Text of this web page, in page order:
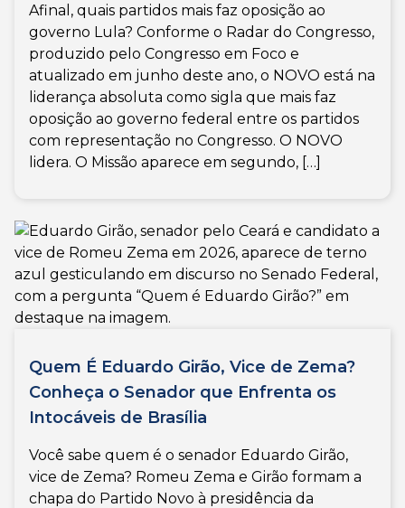
Afinal, quais partidos mais faz oposição ao
governo Lula? Conforme o Radar do Congresso,
produzido pelo Congresso em Foco e
atualizado em junho deste ano, o NOVO está na
liderança absoluta como sigla que mais faz
oposição ao governo federal entre os partidos
com representação no Congresso. O NOVO
lidera. O Missão aparece em segundo, […]
Quem É Eduardo Girão, Vice de Zema?
Conheça o Senador que Enfrenta os
Intocáveis de Brasília
Você sabe quem é o senador Eduardo Girão,
vice de Zema? Romeu Zema e Girão formam a
chapa do Partido Novo à presidência da